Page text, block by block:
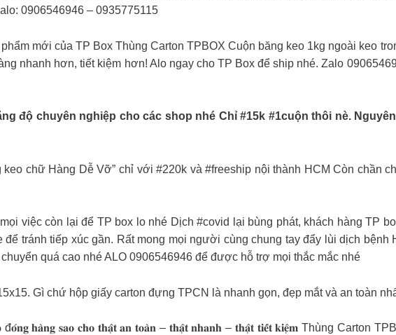
0906546946 – 0935775115
mới của TP Box Thùng Carton TPBOX Cuộn băng keo 1kg ngoài keo
nhanh hơn, tiết kiệm hơn! Alo ngay cho TP Box để ship nhé. Zalo
độ chuyên nghiệp cho các shop nhé Chỉ #15k #1cuộn thôi nè.
keo chữ Hàng Dễ Vỡ” chỉ với #220k và #freeship nội thành HCM Còn chần
việc còn lại để TP box lo nhé Dịch #covid lại bùng phát, khách hàng TP
tránh tiếp xúc gần. Rất mong mọi người cùng chung tay đẩy lùi dịch bệnh
quá cao nhé ALO 0906546946 để được hỗ trợ mọi thắc mắc nhé
Gì chứ hộp giấy carton đựng TPCN là nhanh gọn, đẹp mắt và an toàn
đ𝐨́𝐧𝐠 𝐡𝐚̀𝐧𝐠 𝐬𝐚𝐨 𝐜𝐡𝐨 𝐭𝐡𝐚̣̂𝐭 𝐚𝐧 𝐭𝐨𝐚̀𝐧 – 𝐭𝐡𝐚̣̂𝐭 𝐧𝐡𝐚𝐧𝐡 – 𝐭𝐡𝐚̣̂𝐭 𝐭𝐢𝐞̂́𝐭 𝐤𝐢𝐞̣̂𝐦 Thùng Carton